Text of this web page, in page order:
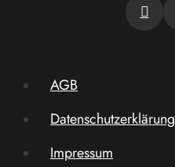
AGB
Datenschutzerklärung
Impressum